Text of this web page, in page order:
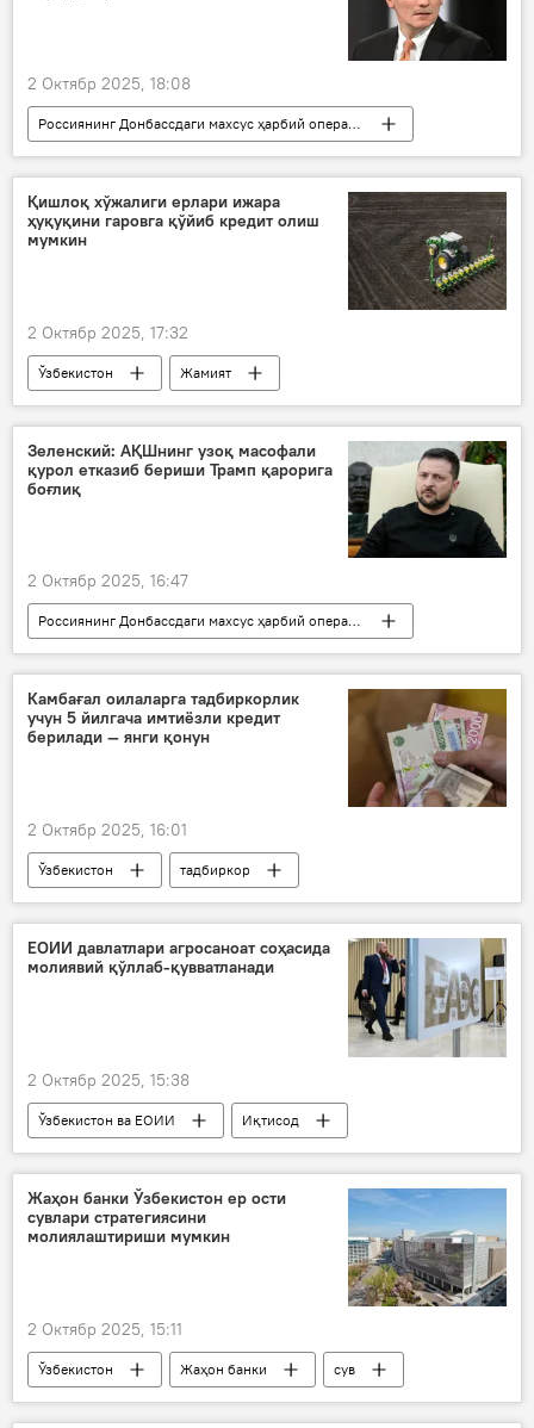
2 Октябр 2025, 18:08
Россиянинг Донбассдаги махсус ҳарбий операцияси
Дунёда
Россия
Дмитрий Песков
АҚШ
Қишлоқ хўжалиги ерлари ижара
ҳуқуқини гаровга қўйиб кредит олиш
мумкин
2 Октябр 2025, 17:32
Ўзбекистон
Жамият
Қишлоқ хўжалиги
кредит
Ер мулки янги қонун
Зеленский: АҚШнинг узоқ масофали
қурол етказиб бериши Трамп қарорига
боғлиқ
2 Октябр 2025, 16:47
Россиянинг Донбассдаги махсус ҳарбий операцияси
Дунёда
Россия
АҚШ
Украина
Владимир Зеленский
Дональд Трамп
қурол-яроғ
Камбағал оилаларга тадбиркорлик
учун 5 йилгача имтиёзли кредит
берилади — янги қонун
2 Октябр 2025, 16:01
Ўзбекистон
тадбиркор
кредит
янги қонун Иқтисод
ЕОИИ давлатлари агросаноат соҳасида
молиявий қўллаб-қувватланади
2 Октябр 2025, 15:38
Ўзбекистон ва ЕОИИ
Иқтисод
Ўзбекистон
ЕОИИ
лойиҳа
субсидия
Жаҳон банки Ўзбекистон ер ости
сувлари стратегиясини
молиялаштириши мумкин
2 Октябр 2025, 15:11
Ўзбекистон Жаҳон банки
сув
Тоғ-кон ва геология вазирлиги